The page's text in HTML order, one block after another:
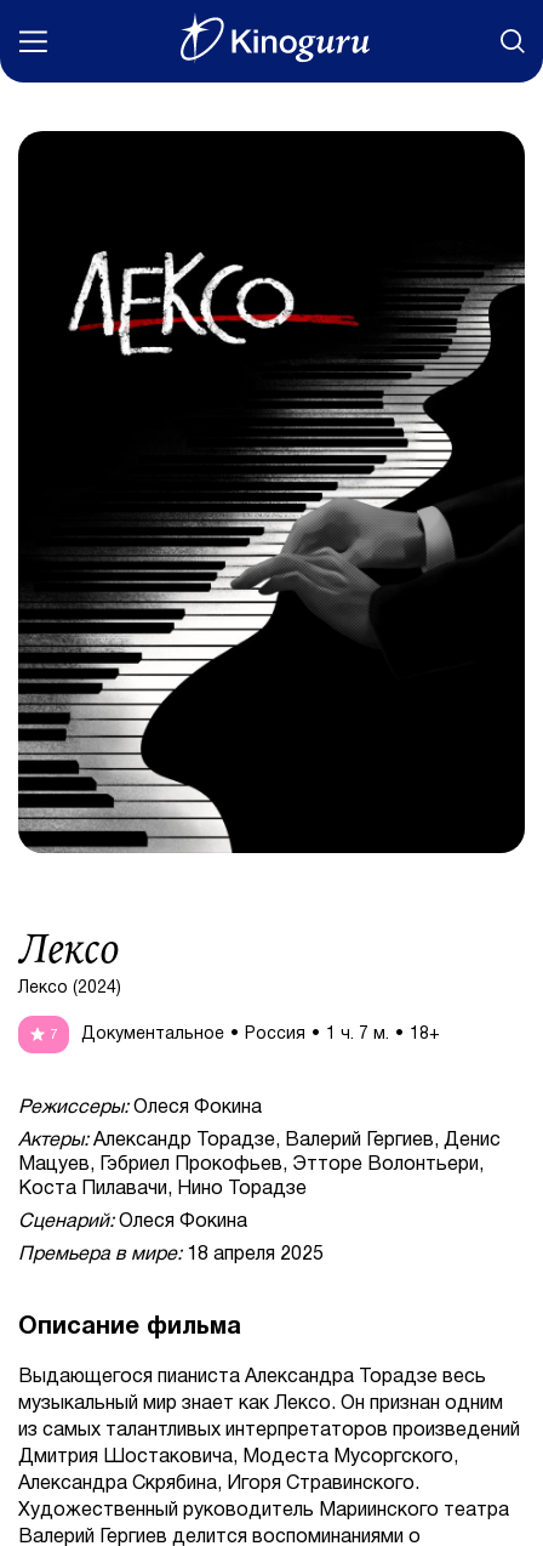
Сериалы
Новости
Авторы
Лексо
Лексо (2024)
7 Документальное Россия 1 ч. 7 м. 18+
Режиссеры:Олеся Фокина
Актеры:Александр Торадзе, Валерий Гергиев, Денис
Мацуев, Гэбриел Прокофьев, Этторе Волонтьери,
Коста Пилавачи, Нино Торадзе
Сценарий:Олеся Фокина
Премьера в мире:18 апреля 2025
Описание фильма
Выдающегося пианиста Александра Торадзе весь
музыкальный мир знает как Лексо. Он признан одним
из самых талантливых интерпретаторов произведений
Дмитрия Шостаковича, Модеста Мусоргского,
Александра Скрябина, Игоря Стравинского.
Художественный руководитель Мариинского театра
Валерий Гергиев делится воспоминаниями о